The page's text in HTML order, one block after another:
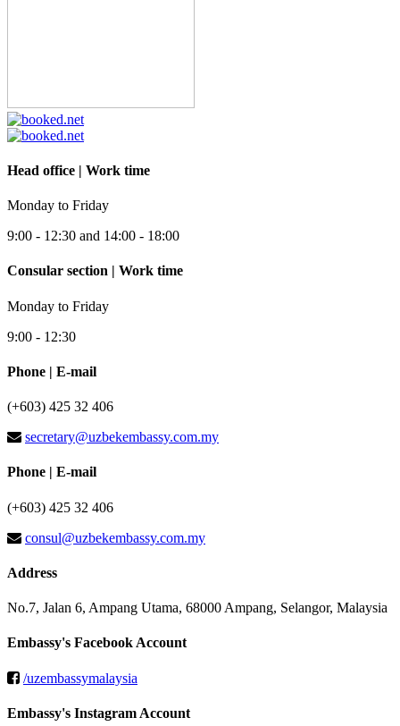
Head office | Work time
Monday to Friday
9:00 - 12:30 and 14:00 - 18:00
Consular section | Work time
Monday to Friday
9:00 - 12:30
Phone | E-mail
(+603) 425 32 406
secretary@uzbekembassy.com.my
Phone | E-mail
(+603) 425 32 406
consul@uzbekembassy.com.my
Address
No.7, Jalan 6, Ampang Utama, 68000 Ampang, Selangor, Malaysia
Embassy's Facebook Account
/uzembassymalaysia
Embassy's Instagram Account